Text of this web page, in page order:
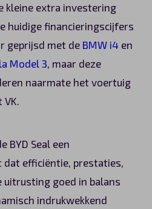
kleine extra investering
huidige financieringscijfers
geprijsd met de BMW i4 en
Model 3 , maar deze
naarmate het voertuig
BYD Seal een
dat efficiëntie, prestaties,
uitrusting goed in balans
indrukwekkend